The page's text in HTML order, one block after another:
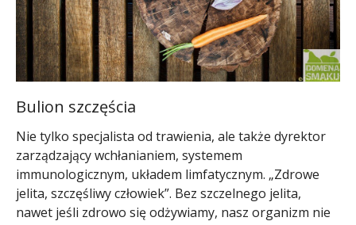
Bulion szczęścia
Nie tylko specjalista od trawienia, ale także dyrektor
zarządzający wchłanianiem, systemem
immunologicznym, układem limfatycznym. „Zdrowe
jelita, szczęśliwy człowiek”. Bez szczelnego jelita,
nawet jeśli zdrowo się odżywiamy, nasz organizm nie